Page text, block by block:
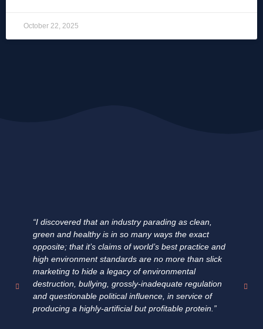
October 22, 2025
“I discovered that an industry parading as clean,
green and healthy is in so many ways the exact
opposite; that it’s claims of world’s best practice and
high environment standards are no more than slick
marketing to hide a legacy of environmental
destruction, bullying, grossly-inadequate regulation
and questionable political influence, in service of
producing a highly-artificial but profitable protein.”